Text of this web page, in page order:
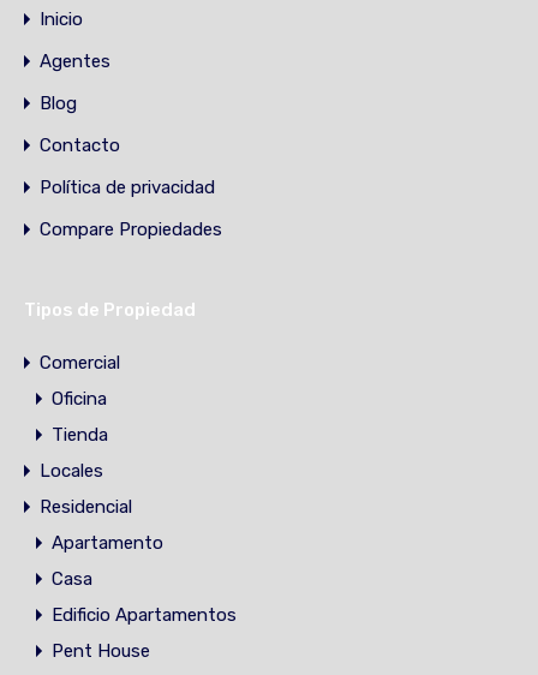
Inicio
Agentes
Blog
Contacto
Política de privacidad
Compare Propiedades
Tipos de Propiedad
Comercial
Oficina
Tienda
Locales
Residencial
Apartamento
Casa
Edificio Apartamentos
Pent House